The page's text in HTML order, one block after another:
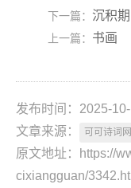
下一篇： 沉积
上一篇： 书画
发布时间：2025-
文章来源：
可可诗词网
原文地址：https://
cixiangguan/